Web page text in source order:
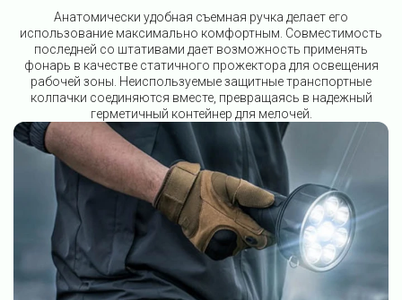
Анатомически удобная съемная ручка делает его
использование максимально комфортным. Совместимость
последней со штативами дает возможность применять
фонарь в качестве статичного прожектора для освещения
рабочей зоны. Неиспользуемые защитные транспортные
колпачки соединяются вместе, превращаясь в надежный
герметичный контейнер для мелочей.